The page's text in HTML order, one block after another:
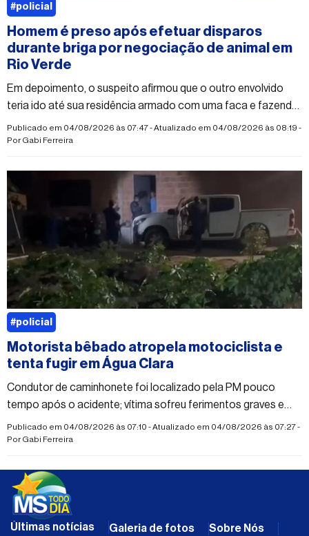
Homem é preso após efetuar disparos
durante briga por negociação de animal em
Rio Verde
Em depoimento, o suspeito afirmou que o outro envolvido
teria ido até sua residência armado com uma faca e fazendo
ameaças
Publicado em 04/08/2026 às 07:47 - Atualizado em 04/08/2026 às 08:19 -
PorGabi Ferreira
#policial
Motorista bêbado atropela motociclista e
tenta fugir em Água Clara
Condutor de caminhonete foi localizado pela PM pouco
tempo após o acidente; vítima sofreu ferimentos graves e
suspeita de fraturas nas duas pernas
Publicado em 04/08/2026 às 07:10 - Atualizado em 04/08/2026 às 07:27 -
PorGabi Ferreira
#policial
Últimas notícias Galeria de fotos
Sobre Nós